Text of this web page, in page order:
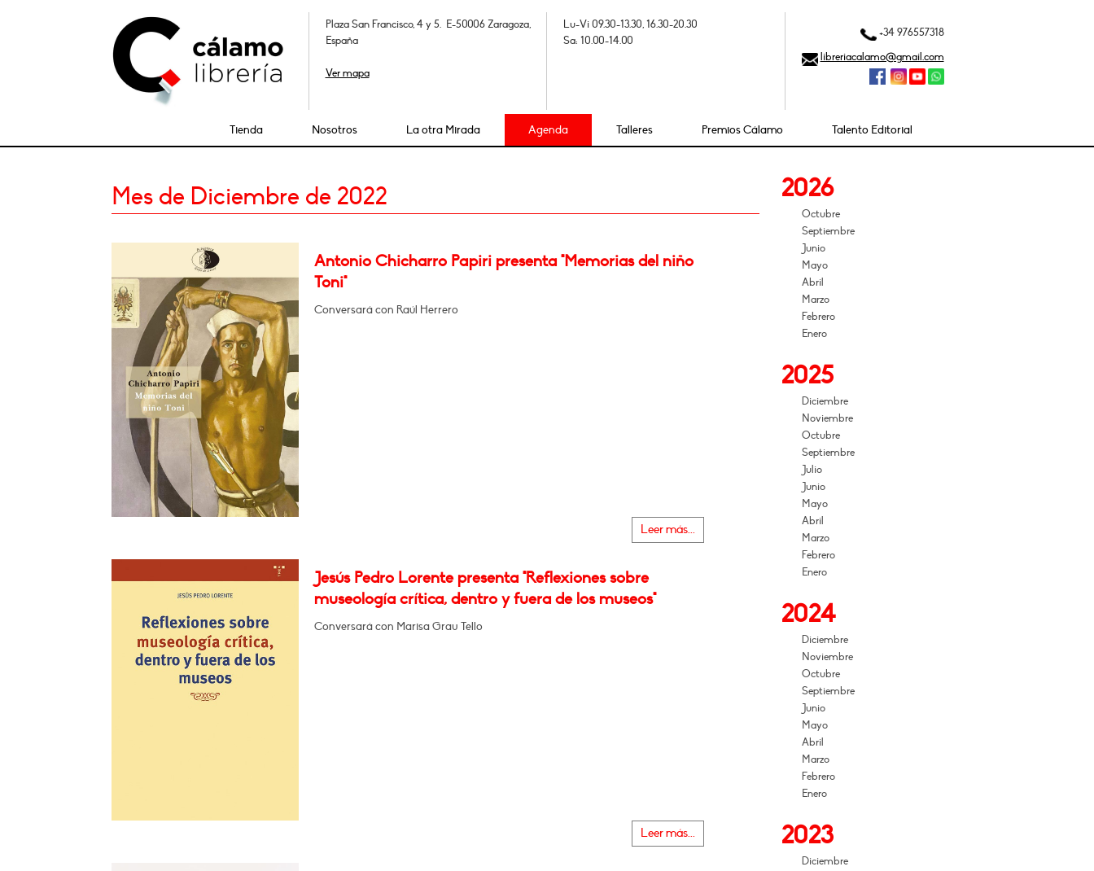
Plaza San Francisco, 4 y 5. E-50006 Zaragoza,
España
Ver mapa
Lu-Vi 09.30-13.30, 16.30-20.30
Sa: 10.00-14.00
+34 976557318
libreriacalamo@gmail.com
Tienda Nosotros La otra Mirada Agenda Talleres Premios Cálamo Talento Editorial
Mes de Diciembre de 2022
Antonio Chicharro Papiri presenta "Memorias del niño
Toni"
Conversará con Raúl Herrero
Leer más...
Jesús Pedro Lorente presenta "Reflexiones sobre
museología crítica, dentro y fuera de los museos"
Conversará con Marisa Grau Tello
Leer más...
2026
Octubre
Septiembre
Junio
Mayo
Abril
Marzo
Febrero
Enero
2025
Diciembre
Noviembre
Octubre
Septiembre
Julio
Junio
Mayo
Abril
Marzo
Febrero
Enero
2024
Diciembre
Noviembre
Octubre
Septiembre
Junio
Mayo
Abril
Marzo
Febrero
Enero
2023
Diciembre